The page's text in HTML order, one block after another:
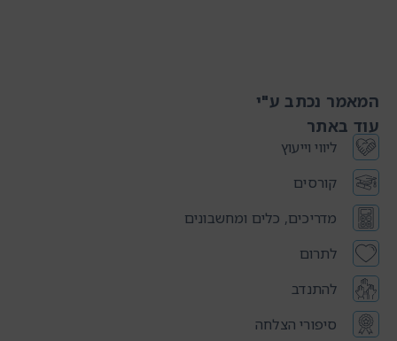
המאמר נכתב ע"י
עוד באתר
ליווי וייעוץ
קורסים
מדריכים, כלים ומחשבונים
לתרום
להתנדב
סיפורי הצלחה